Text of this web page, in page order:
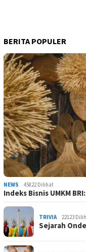
BERITA POPULER
NEWS 45822 Dilihat
Indeks Bisnis UMKM
TRIVIA 22123
Sejarah